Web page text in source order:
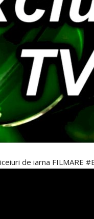
de iarna FILMARE